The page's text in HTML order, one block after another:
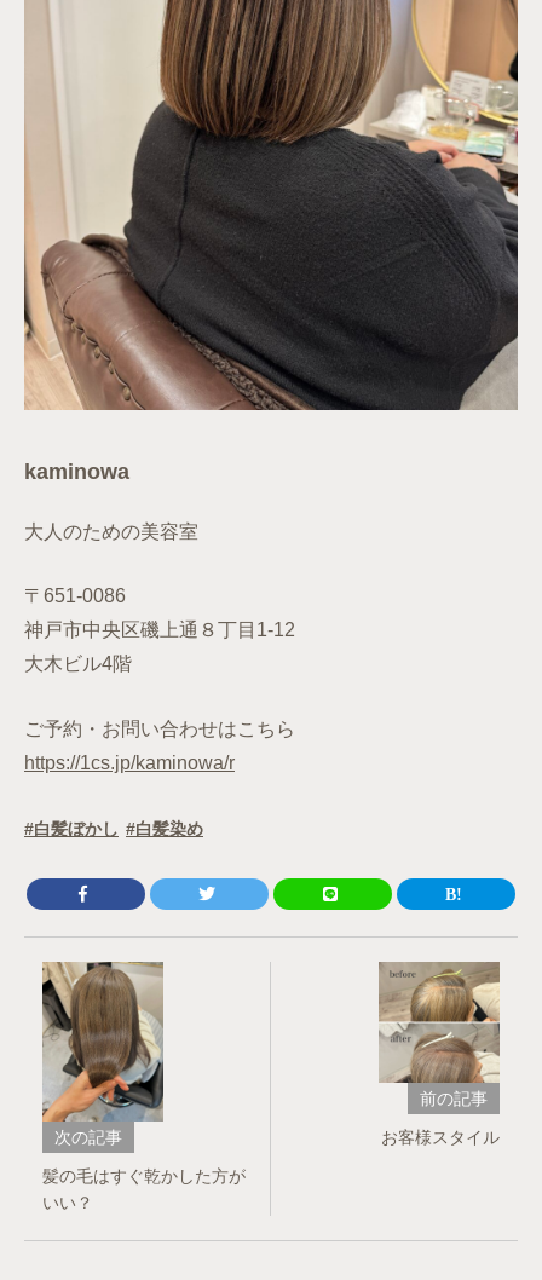
kaminowa
大人のための美容室
〒651-0086
神戸市中央区磯上通８丁目1-12
大木ビル4階
ご予約・お問い合わせはこちら
https://1cs.jp/kaminowa/r
白髪ぼかし 白髪染め
次の記事
髪の毛はすぐ乾かした方が
いい？
前の記事
お客様スタイル